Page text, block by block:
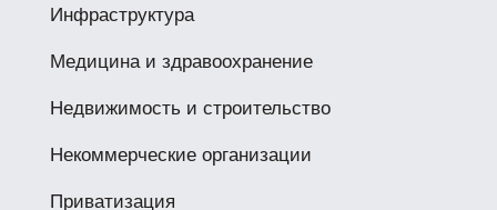
Инфраструктура
Медицина и здравоохранение
Недвижимость и строительство
Некоммерческие организации
Приватизация